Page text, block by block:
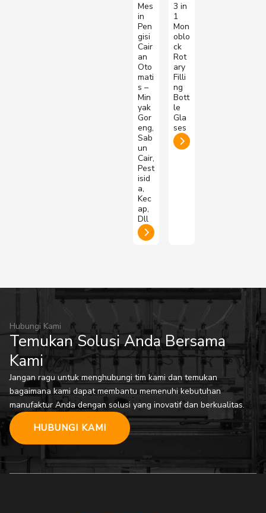
Mes
in
Pen
gisi
Cair
an
Oto
mati
s –
Min
yak
Gor
eng,
Sab
un
Cair,
Pest
isid
a,
Kec
ap,
Dll
3 in
1
Mon
oblo
ck
Rot
ary
Filli
ng
Bott
le
Gla
ses
Hubungi Kami
Temukan Solusi Anda Bersama
Kami
Jangan ragu untuk menghubungi tim kami dan temukan
bagaimana kami dapat membantu memenuhi kebutuhan
manufaktur Anda dengan solusi yang inovatif dan berkualitas.
HUBUNGI KAMI